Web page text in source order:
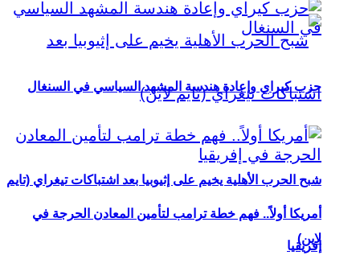
شبح الحرب الأهلية يخيم على إثيوبيا بعد اشتباكات تيغراي (تايم
لاين)
حزب كيراي وإعادة هندسة المشهد السياسي في السنغال
أمريكا أولاً.. فهم خطة ترامب لتأمين المعادن الحرجة في
إفريقيا